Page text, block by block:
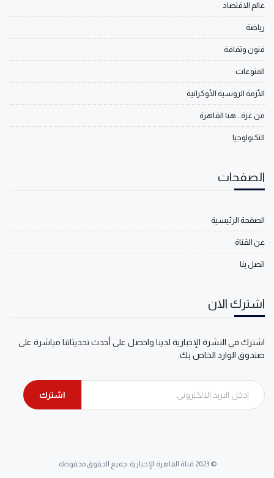
عالم الاقتصاد
رياضة
فنون وثقافة
المنوعات
الأزمة الروسية الأوكرانية
من غزة.. هنا القاهرة
التكنولوجيا
الصفحات
الصفحة الرئيسية
عن القناة
اتصل بنا
اشترك الان
اشترك في النشرة الإخبارية لدينا واحصل على أحدث تحديثاتنا مباشرة على
صندوق الوارد الخاص بك.
اشترك
© 2023 قناة القاهرة الإخبارية. جميع الحقوق محفوظة.